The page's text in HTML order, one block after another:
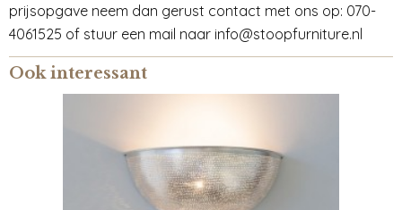
prijsopgave neem dan gerust contact met ons op: 070-
4061525 of stuur een mail naar info@stoopfurniture.nl
Ook interessant